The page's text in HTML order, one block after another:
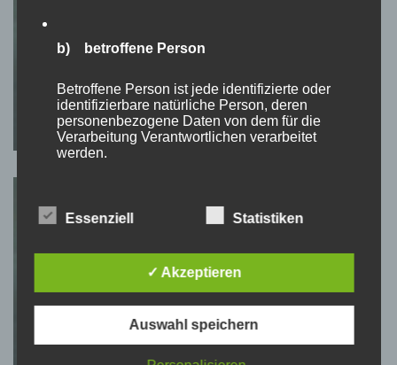
Folge 26: Planen, Aufstellen,
Fokussieren & kein FAKE erzeugen
PODCAST: FOTO MEETS VIDEO
Folge 21: Wenn der Fotograf das
Brautpaar verliert
b) betroffene Person
Betroffene Person ist jede identifizierte oder
identifizierbare natürliche Person, deren
personenbezogene Daten von dem für die
Verarbeitung Verantwortlichen verarbeitet
werden.
c) Verarbeitung
Verarbeitung ist jeder mit oder ohne Hilfe
automatisierter Verfahren ausgeführte Vorgang
oder jede solche Vorgangsreihe im
Organisation, das Ordnen, die Speicherung, die
Anpassung oder Veränderung, das Auslesen,
das Abfragen, die Verwendung, die Offenlegung
Essenziell Statistiken
✓ Akzeptieren
Auswahl speichern